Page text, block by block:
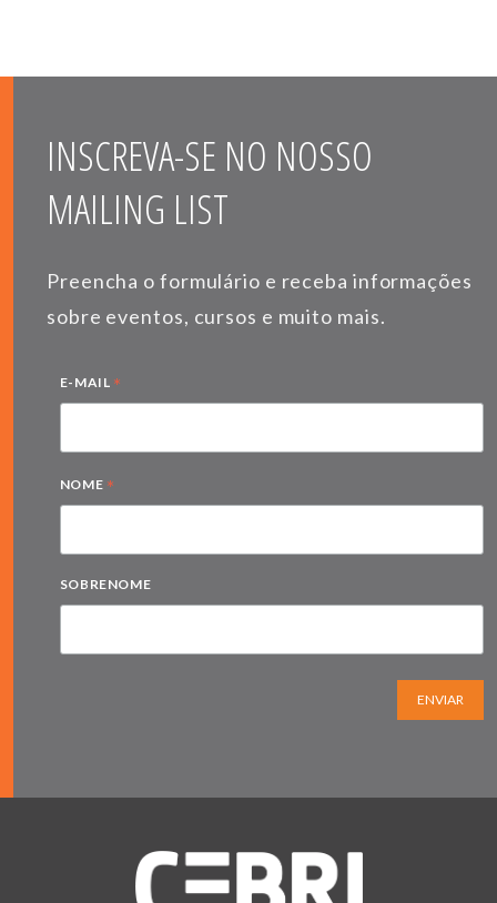
INSCREVA-SE NO NOSSO
MAILING LIST
Preencha o formulário e receba informações
sobre eventos, cursos e muito mais.
E-MAIL *
NOME *
SOBRENOME
ENVIAR